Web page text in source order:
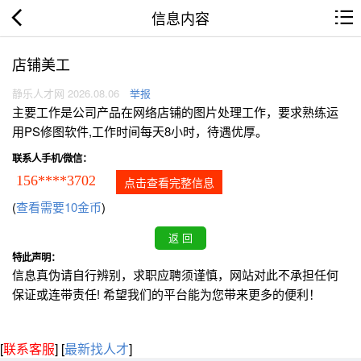
信息内容
店铺美工
静乐人才网 2026.08.06 举报
主要工作是公司产品在网络店铺的图片处理工作，要求熟练运
用PS修图软件,工作时间每天8小时，待遇优厚。
联系人手机/微信：
156****3702 点击查看完整信息
(查看需要10金币)
特此声明：
信息真伪请自行辨别，求职应聘须谨慎，网站对此不承担任何
保证或连带责任! 希望我们的平台能为您带来更多的便利！
[联系客服] [最新找人才]